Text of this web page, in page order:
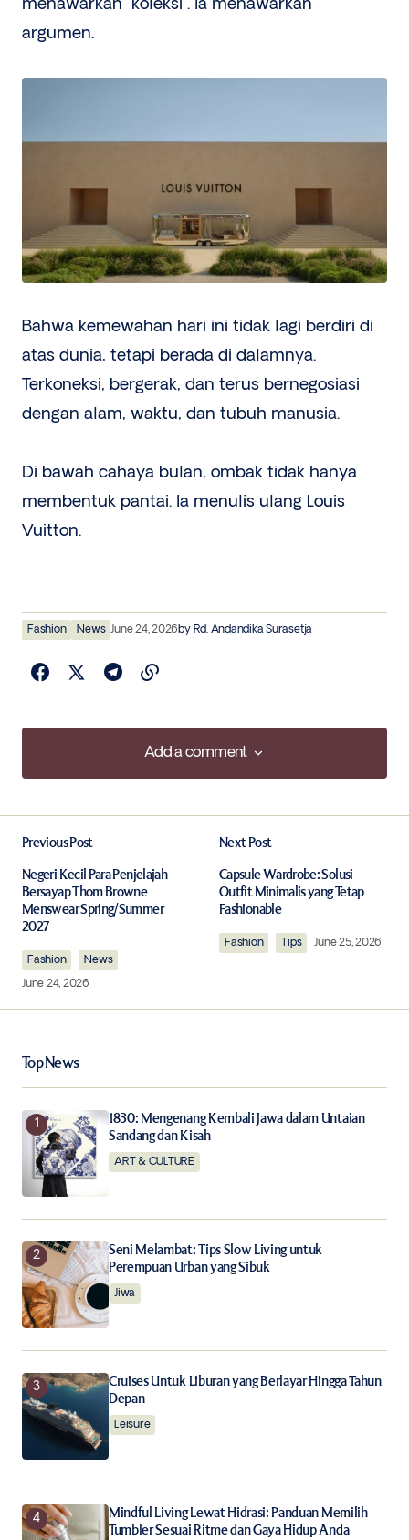
argumen.
Bahwa kemewahan hari ini tidak lagi berdiri di
atas dunia, tetapi berada di dalamnya.
Terkoneksi, bergerak, dan terus bernegosiasi
dengan alam, waktu, dan tubuh manusia.
Di bawah cahaya bulan, ombak tidak hanya
membentuk pantai. Ia menulis ulang Louis
Vuitton.
Fashion News June 24, 2026by Rd. Andandika Surasetja
Add a comment
Add a comment
Required fields are marked*
Save my name, email, and website in this browser for
the next time I comment.
Notify me of new posts by email.
Submit Comment
Previous Post
Negeri Kecil Para Penjelajah
Bersayap Thom Browne
Menswear Spring/Summer
2027
Fashion
News
June 24, 2026
Next Post
Capsule Wardrobe: Solusi
Outfit Minimalis yang Tetap
Fashionable
Fashion Tips June 25, 2026
Top News
1830: Mengenang Kembali Jawa dalam Untaian
Sandang dan Kisah
ART & CULTURE
Seni Melambat: Tips Slow Living untuk
Perempuan Urban yang Sibuk
Jiwa
Cruises Untuk Liburan yang Berlayar Hingga Tahun
Depan
Leisure
Mindful Living Lewat Hidrasi: Panduan Memilih
Tumbler Sesuai Ritme dan Gaya Hidup Anda